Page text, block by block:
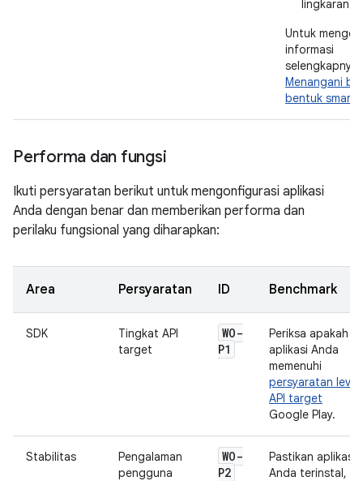
lingkaran
Untuk
informasi
Menangani
bentuk
Performa dan fungsi
Ikuti persyaratan berikut untuk mengonfigurasi aplikasi
Anda dengan benar dan memberikan performa dan
perilaku fungsional yang diharapkan:
Area Persyaratan ID Benchmark
SDK
Tingkat API
target
WO-
P1
Periksa apakah
aplikasi Anda
memenuhi
persyaratan level
API target
Google Play.
Stabilitas
Pengalaman
pengguna
WO-
P2
Pastikan aplikasi
Anda terinstal,